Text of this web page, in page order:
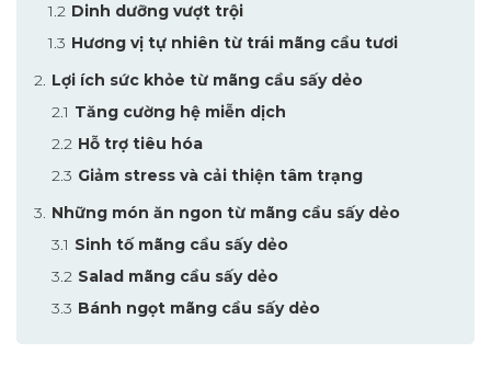
Dinh dưỡng vượt trội
Hương vị tự nhiên từ trái mãng cầu tươi
Lợi ích sức khỏe từ mãng cầu sấy dẻo
Tăng cường hệ miễn dịch
Hỗ trợ tiêu hóa
Giảm stress và cải thiện tâm trạng
Những món ăn ngon từ mãng cầu sấy dẻo
Sinh tố mãng cầu sấy dẻo
Salad mãng cầu sấy dẻo
Bánh ngọt mãng cầu sấy dẻo